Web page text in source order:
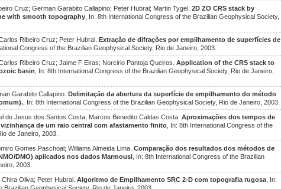
Cruz; German Garabito Callapino; Peter Hubral; Martin Tygel. 2D ZO CRS stack by
with smooth topography , In: 8th International Congress of the Brazilian Geophysical Society,
Ribeiro Cruz; Peter Hubral. Extração de difrações por empilhamento de superfícies de
Congress of the Brazilian Geophysical Society, Rio de Janeiro, 2003.
Ribeiro Cruz; Jaime F Eiras; Norcirio Pantoja Queiros. Application of the CRS stack to
basin
, In: 8th International Congress of the Brazilian Geophysical Society, Rio de Janeiro,
Garabito Callapino. Delimitação da abertura da superfície de empilhamento do método
, In: 8th International Congress of the Brazilian Geophysical Society, Rio de Janeiro, 2003.
de Jesus dos Santos Costa; Marcos Benedito Caldas Costa. Aproximações dos tempos de
de um raio central com afastamento finito , In: 8th International Congress of the
de Janeiro, 2003.
Gomes Paschoal; Williams Almeida Lima. Comparação dos resultados dos métodos de
DMO) aplicados nos dados Marmousi , In: 8th International Congress of the Brazilian
2003.
Oliva; Peter Hubral. Algoritmo de Empilhamento SRC 2-D com topografia rugosa , In: